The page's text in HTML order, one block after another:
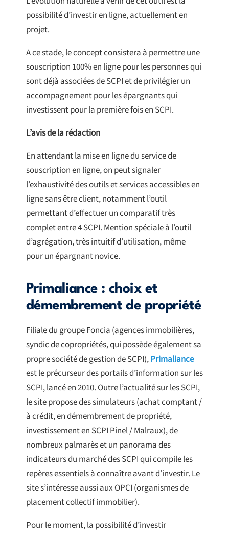
possibilité d’investir en ligne, actuellement en
projet.
A ce stade, le concept consistera à permettre une
souscription 100% en ligne pour les personnes qui
sont déjà associées de SCPI et de privilégier un
accompagnement pour les épargnants qui
investissent pour la première fois en SCPI.
L’avis de la rédaction
En attendant la mise en ligne du service de
souscription en ligne, on peut signaler
l’exhaustivité des outils et services accessibles en
ligne sans être client, notamment l’outil
permettant d’effectuer un comparatif très
complet entre 4 SCPI. Mention spéciale à l’outil
d’agrégation, très intuitif d’utilisation, même
pour un épargnant novice.
Primaliance : choix et
démembrement de propriété
Filiale du groupe Foncia (agences immobilières,
syndic de copropriétés, qui possède également sa
propre société de gestion de SCPI),Primaliance
est le précurseur des portails d’information sur les
SCPI, lancé en 2010. Outre l’actualité sur les SCPI,
le site propose des simulateurs (achat comptant /
à crédit, en démembrement de propriété,
investissement en SCPI Pinel / Malraux), de
nombreux palmarès et un panorama des
indicateurs du marché des SCPI qui compile les
repères essentiels à connaître avant d’investir. Le
site s’intéresse aussi aux OPCI (organismes de
placement collectif immobilier).
Pour le moment, la possibilité d’investir